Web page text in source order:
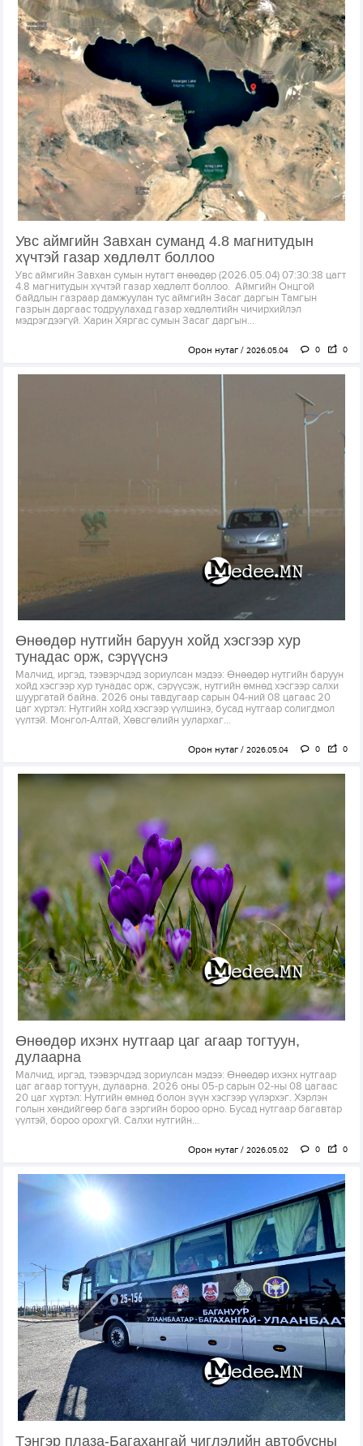
Увс аймгийн Завхан суманд 4.8 магнитудын
хүчтэй газар хөдлөлт боллоо
Увс аймгийн Завхан сумын нутагт өнөөдөр (2026.05.04) 07:30:38 цагт
4.8 магнитудын хүчтэй газар хөдлөлт боллоо. Аймгийн Онцгой
байдлын газраар дамжуулан тус аймгийн Засаг даргын Тамгын
газрын даргаас тодруулахад газар хөдлөлтийн чичирхийлэл
мэдрэгдээгүй. Харин Хяргас сумын Засаг даргын...
Орон нутаг 2026.05.04 0 0
Өнөөдөр нутгийн баруун хойд хэсгээр хур
тунадас орж, сэрүүснэ
Малчид, иргэд, тээвэрчдэд зориулсан мэдээ: Өнөөдөр нутгийн баруун
хойд хэсгээр хур тунадас орж, сэрүүсэж, нутгийн өмнөд хэсгээр салхи
шуургатай байна. 2026 оны тавдугаар сарын 04-ний 08 цагаас 20
цаг хүртэл: Нутгийн хойд хэсгээр үүлшинэ, бусад нутгаар солигдмол
үүлтэй. Монгол-Алтай, Хөвсгөлийн уулархаг...
Орон нутаг 2026.05.04 0 0
Өнөөдөр ихэнх нутгаар цаг агаар тогтуун,
дулаарна
Малчид, иргэд, тээвэрчдэд зориулсан мэдээ: Өнөөдөр ихэнх нутгаар
цаг агаар тогтуун, дулаарна. 2026 оны 05-р сарын 02-ны 08 цагаас
20 цаг хүртэл: Нутгийн өмнөд болон зүүн хэсгээр үүлэрхэг. Хэрлэн
голын хөндийгөөр бага зэргийн бороо орно. Бусад нутгаар багавтар
үүлтэй, бороо орохгүй. Салхи нутгийн...
Орон нутаг 2026.05.02 0 0
Тэнгэр плаза-Багахангай чиглэлийн автобусны